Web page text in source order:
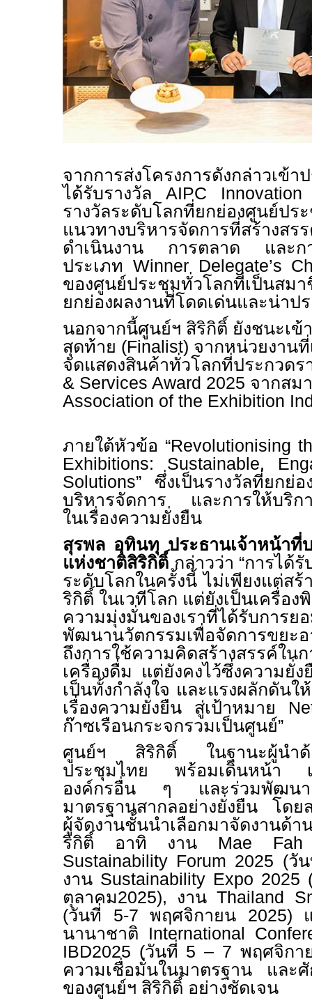
จากการส่งโครงการดังกล่าวเข้
ได้รับรางวัล AIPC
รางวัลระดับโลกที่ยกย่องศูนย์ป
แนวทางบริหารจัดการที่สร้า
ดำเนินงาน การตลาด และก
ประเภท Winner Delegate’s
ของศูนย์ประชุมทั่วโลกที่เป็นส
ยกย่องผลงานที่โดดเด่นและน่าป
นอกจากนี้ศูนย์ฯ สิริกิติ์ ยังชนะเข้
สุดท้าย (Finalist) จากหน่วยงาน
จัดแสดงสินค้าทั่วโลกที่ประกวดร
& Services Award 2025 จากส
Association of the Exhibition
ภายใต้หัวข้อ “Revolutionising
Exhibitions: Sustainable,
Solutions” ซึ่งเป็นรางวัลที่ยก
บริหารจัดการ และการให้บริก
ในเรื่องความยั่งยืน
สุรพล อุทินทุ ประธานเจ้าหน้าที่
แห่งชาติสิริกิติ์ กล่าวว่า “การได้
ระดับโลกในครั้งนี้ ไม่เพียงแต่สร้
ริกิติ์ ในเวทีโลก แต่ยังเป็นเครื่อง
ความมุ่งมั่นของเราที่ได้รับการย
พัฒนานวัตกรรมเพื่อจัดการขยะ
ถึงการใช้ความคิดสร้างสรรค์ใน
เครื่องดื่ม แต่ยังคงไว้ซึ่งความยั่
เป็นทั้งกำลังใจ และแรงผลักดัน
เรื่องความยั่งยืน สู่เป้าหมาย
ก๊าซเรือนกระจกรวมเป็นศูนย์”
ศูนย์ฯ สิริกิติ์ ในฐานะผู้นำด้า
ประชุมไทย พร้อมเดินหน้า เ
องค์กรอื่น ๆ และร่วมพัฒนาอุ
มาตรฐานสากลอย่างยั่งยืน โดย
ผู้จัดงานชั้นนำเลือกมาจัดงานด้
ริกิติ์ อาทิ งาน Mae Fah
Sustainability Forum 2025 (วั
งาน Sustainability Expo 2025
ตุลาคม2025), งานThailand
(วันที่ 5-7 พฤศจิกายน 2025)
นานาชาติ International
IBD2025 (วันที่ 5 – 7 พฤศจิก
ความเชื่อมั่นในมาตรฐาน และ
ของศูนย์ฯ สิริกิติ์ อย่างชัดเจน